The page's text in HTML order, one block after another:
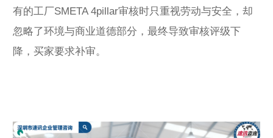
有的工厂SMETA 4pillar审核时只重视劳动与安全，却
忽略了环境与商业道德部分，最终导致审核评级下
降，买家要求补审。